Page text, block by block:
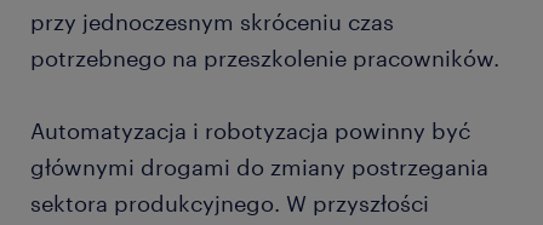
przy jednoczesnym skróceniu czas
potrzebnego na przeszkolenie pracowników.
Automatyzacja i robotyzacja powinny być
głównymi drogami do zmiany postrzegania
sektora produkcyjnego. W przyszłości